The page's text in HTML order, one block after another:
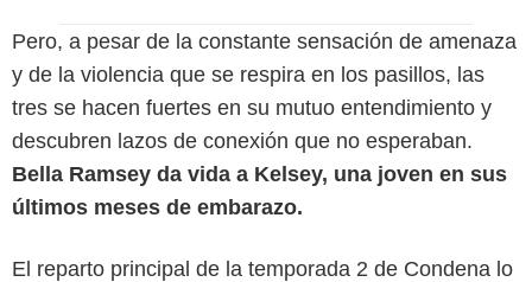
Pero, a pesar de la constante sensación de amenaza
y de la violencia que se respira en los pasillos, las
tres se hacen fuertes en su mutuo entendimiento y
descubren lazos de conexión que no esperaban.
Bella Ramsey da vida a Kelsey, una joven en sus
últimos meses de embarazo.
El reparto principal de la temporada 2 de Condena lo